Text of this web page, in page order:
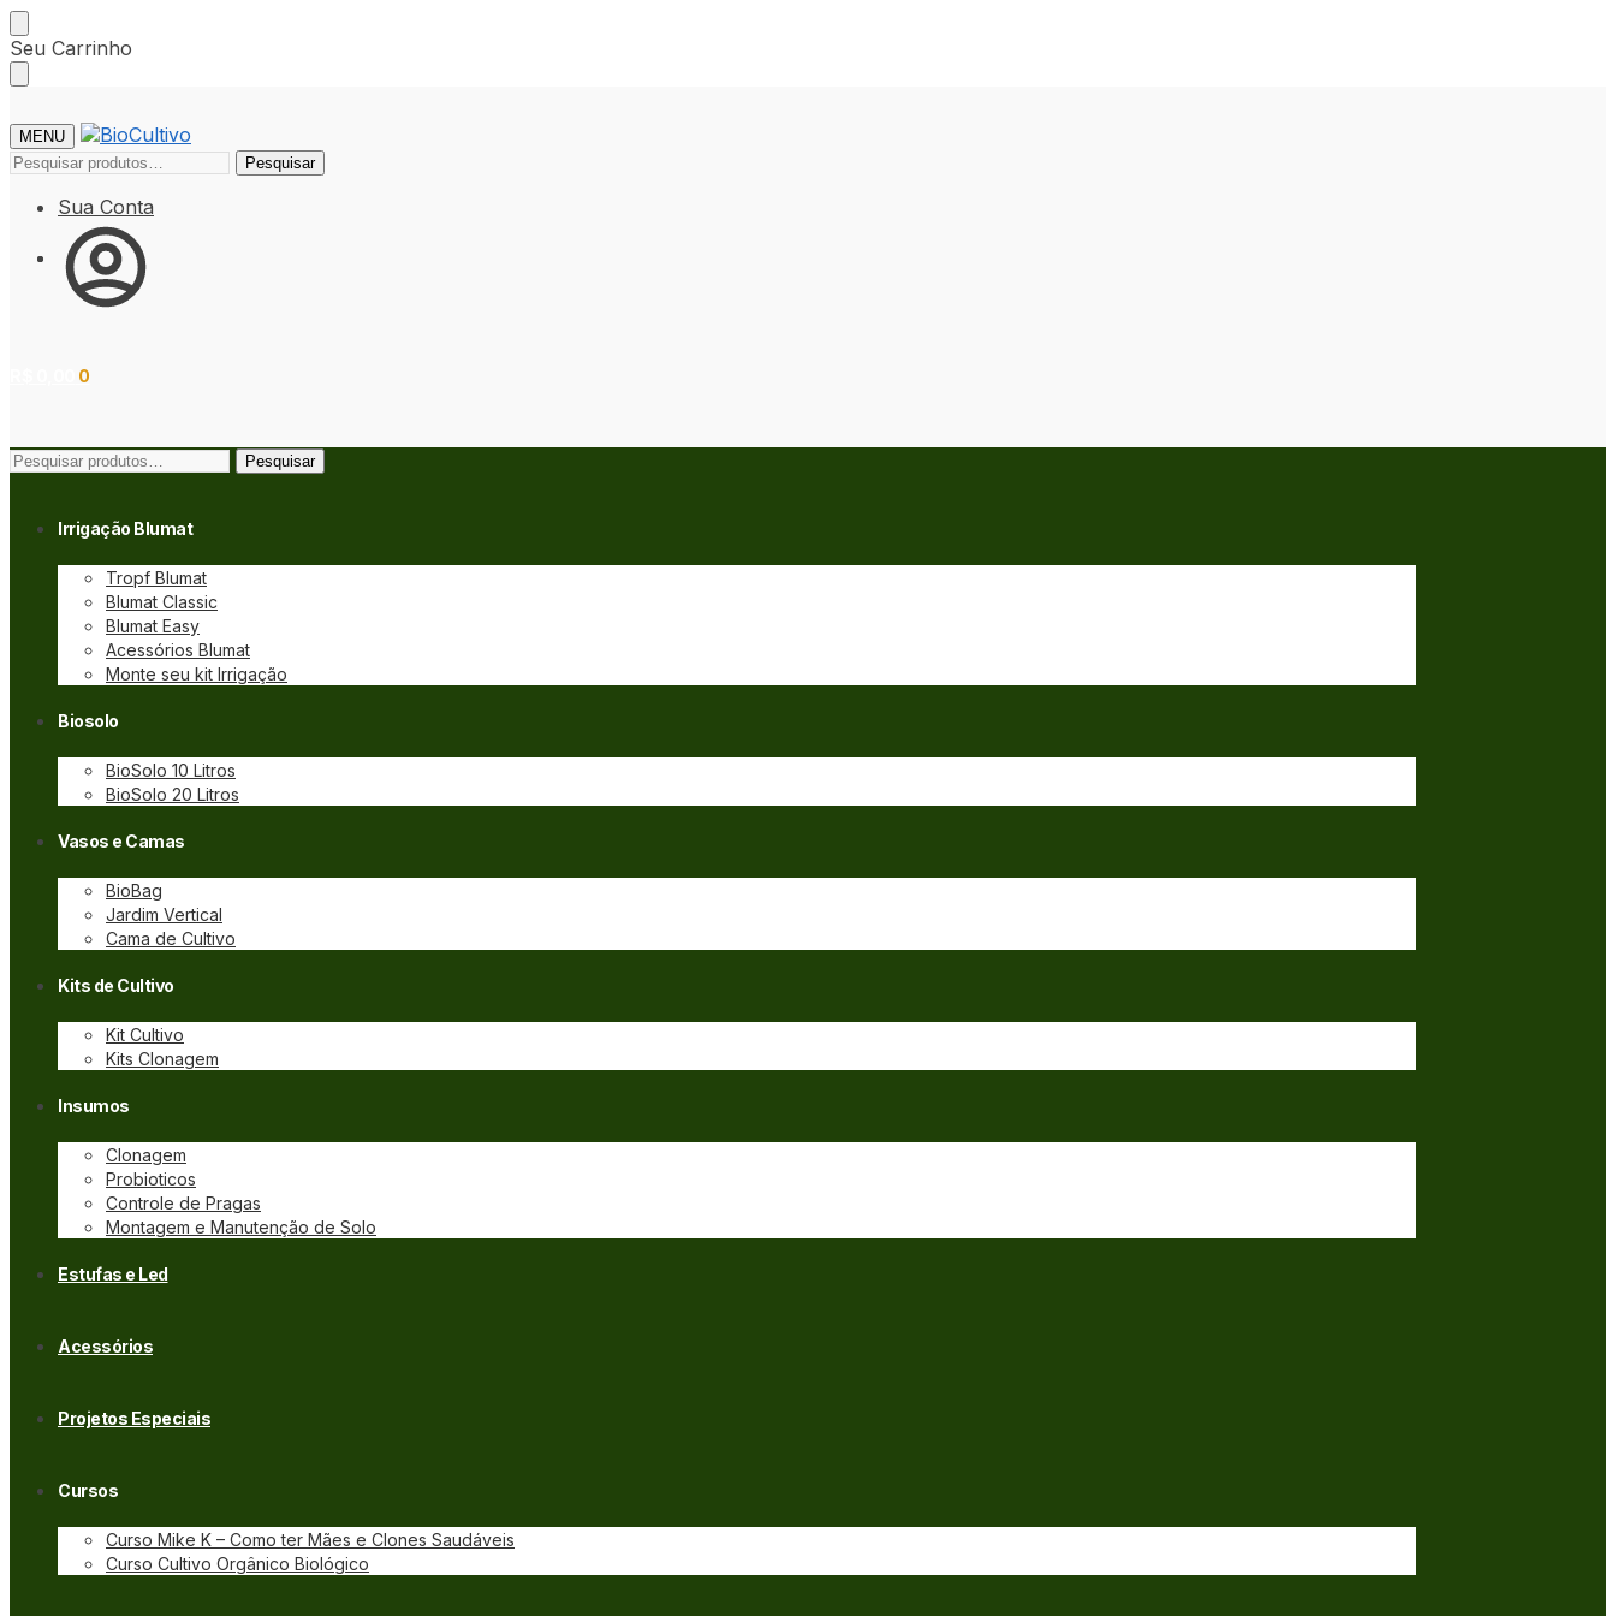
Skip
to
Skip
to
Seu Carrinho
MENU
Pesquisar
Pesquisar
Sua Conta
0
Pesquisar
Pesquisar
Irrigação Blumat
Tropf Blumat
Blumat Classic
Blumat Easy
Acessórios Blumat
Monte seu kit Irrigação
Biosolo
BioSolo 10 Litros
BioSolo 20 Litros
Vasos e Camas
BioBag
Jardim Vertical
Cama de Cultivo
Kits de Cultivo
Kit Cultivo
Kits Clonagem
Insumos
Clonagem
Probioticos
Controle de Pragas
Montagem e Manutenção de Solo
Estufas e Led
Acessórios
Projetos Especiais
Cursos
Curso Mike K – Como ter Mães e Clones Saudáveis
Curso Cultivo Orgânico Biológico